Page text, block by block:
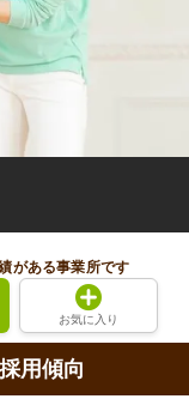
がある事業所です
お気に入り
用傾向